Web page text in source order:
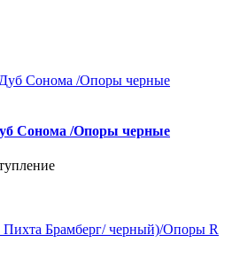
Сонома /Опоры черные